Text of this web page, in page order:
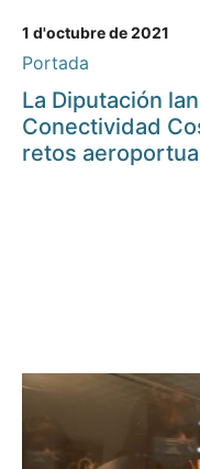
1 d'octubre de 2021
Portada
La Diputación
Conectividad
retos